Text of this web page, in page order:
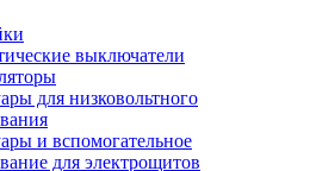
выключатели
для низковольтного
и вспомогательное
для электрощитов